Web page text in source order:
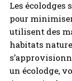
Les écolodges
pour
utilisent des
habitats
un écolodge,